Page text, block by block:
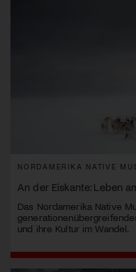
NORDAMERIKA NATIVE
An der Eiskante: Leben
Das Nordamerika Native
und ihre Kultur im Wandel.